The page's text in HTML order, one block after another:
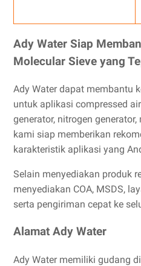
Ady Water Siap
Molecular Sieve yang
Ady Water dapat membantu
untuk aplikasi compressed
generator, nitrogen
kami siap memberikan
karakteristik aplikasi yang
Selain menyediakan produk
menyediakan COA, MSDS,
serta pengiriman cepat ke
Alamat Ady Water
Ady Water memiliki gudang